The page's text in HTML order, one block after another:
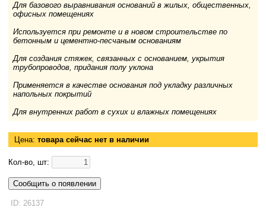
Для базового выравнивания оснований в жилых, общественных,
офисных помещениях
Используется при ремонте и в новом строительстве по
бетонным и цементно-песчаным основаниям
Для создания стяжек, связанных с основанием, укрытия
трубопроводов, придания полу уклона
Применяется в качестве основания под укладку различных
напольных покрытий
Для внутренних работ в сухих и влажных помещениях
Цена: товара сейчас нет в наличии
Кол-во, шт:
Сообщить о появлении
ID: 26137